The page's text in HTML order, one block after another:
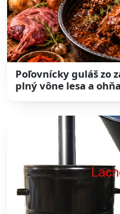
Poľovnícky guláš zo
plný vône lesa a ohňa